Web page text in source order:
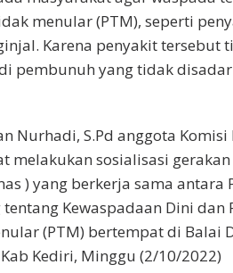
menular (PTM), seperti
Karena penyakit tersebut
pembunuh yang tidak
Nurhadi, S.Pd anggota Komisi
melakukan sosialisasi
) yang berkerja sama antara
Kewaspadaan Dini dan
(PTM) bertempat di Balai
Kediri, Minggu (2/10/2022)